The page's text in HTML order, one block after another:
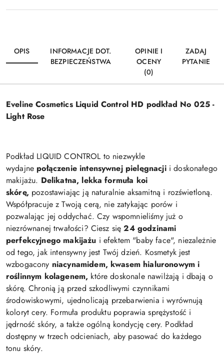
OPIS
INFORMACJE DOT.
BEZPIECZEŃSTWA
OPINIE I
OCENY
(0)
ZADAJ
PYTANIE
Eveline Cosmetics Liquid Control HD podkład No 025 -
Light Rose
Podkład LIQUID CONTROL to niezwykle
wydajne połączenie intensywnej pielęgnacjii doskonałego
makijażu. Delikatna, lekka formuła koi
skórę, pozostawiając ją naturalnie aksamitną i rozświetloną.
Współpracuje z Twoją cerą, nie zatykając porów i
pozwalając jej oddychać. Czy wspomnieliśmy już o
niezrównanej trwałości? Ciesz się24 godzinami
perfekcyjnego makijażu i efektem "baby face", niezależnie
od tego, jak intensywny jest Twój dzień. Kosmetyk jest
wzbogacony niacynamidem, kwasem hialuronowym i
roślinnym kolagenem, które doskonale nawilżają i dbają o
skórę. Chronią ją przed szkodliwymi czynnikami
środowiskowymi, ujednolicają przebarwienia i wyrównują
koloryt cery. Formuła produktu poprawia sprężystość i
jędrność skóry, a także ogólną kondycję cery. Podkład
dostępny w trzech odcieniach, aby pasować do każdego
tonu skóry.